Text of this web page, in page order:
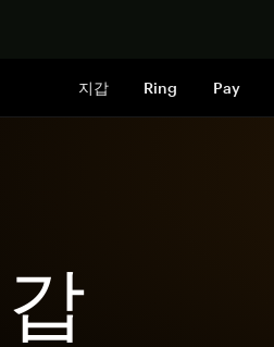
지갑 Ring Pay